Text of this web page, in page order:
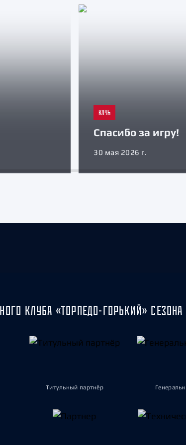
КЛУБ
Спасибо за игру!
30 мая 2026 г.
КЛУБА «ТОРПЕДО-ГОРЬКИЙ» СЕЗОНА
Титульный партнёр